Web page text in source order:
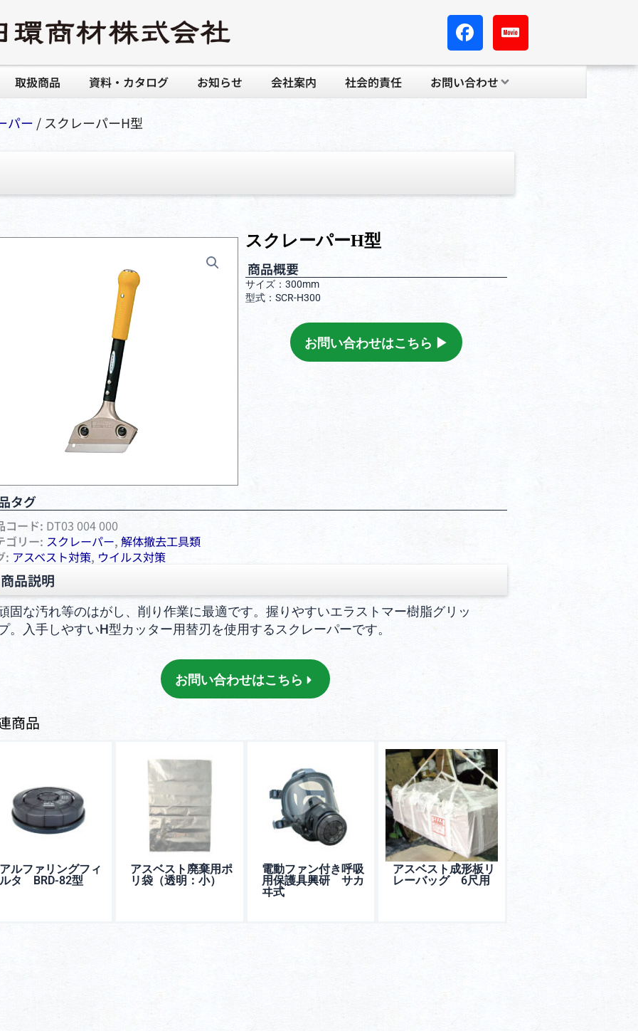
取扱商品 資料・カタログ お知らせ 会社案内 社会的責任 お問い合わせ
パー / スクレーパーH型
スクレーパーH型
商品概要
サイズ：300mm
型式：SCR-H300
お問い合わせはこちら ▶︎
タグ
コード: DT03 004 000
ゴリー: スクレーパー,解体撤去工具類
: アスベスト対策, ウイルス対策
商品説明
固な汚れ等のはがし、削り作業に最適です。握りやすいエラストマー樹脂グリッ
。入手しやすいH型カッター用替刃を使用するスクレーパーです。
お問い合わせはこちら
商品
アルファリングフィ
ルタ BRD-82型
アスベスト廃棄用ポ
リ袋（透明：小）
電動ファン付き呼吸
用保護具興研 サカ
ヰ式
アスベスト成形板リ
レーバッグ 6尺用